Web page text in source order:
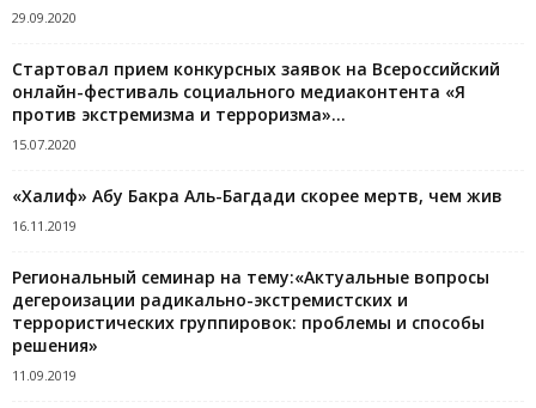
29.09.2020
Стартовал прием конкурсных заявок на Всероссийский
онлайн-фестиваль социального медиаконтента «Я
против экстремизма и терроризма»...
15.07.2020
«Халиф» Абу Бакра Аль-Багдади скорее мертв, чем жив
16.11.2019
Региональный семинар на тему:«Актуальные вопросы
дегероизации радикально-экстремистских и
террористических группировок: проблемы и способы
решения»
11.09.2019